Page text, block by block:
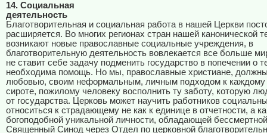
14. Социальная
деятельность
Благотворительная и социальная работа в нашей Церкви
расширяется. Во многих регионах стран нашей канонической
возникают новые православные социальные учреждения, в
благотворительную деятельность вовлекается все больше
не ставит себе задачу подменить государство в попечении о
необходима помощь. Но мы, православные христиане,
любовью, своим неформальным, личным подходом к каждому
сироте, пожилому человеку восполнить ту заботу, которую
от государства. Церковь может научить работников
относиться к страдающему не как к единице в отчетности, а
богоподобной уникальной личности, обладающей
Священный Синод через Отдел по церковной